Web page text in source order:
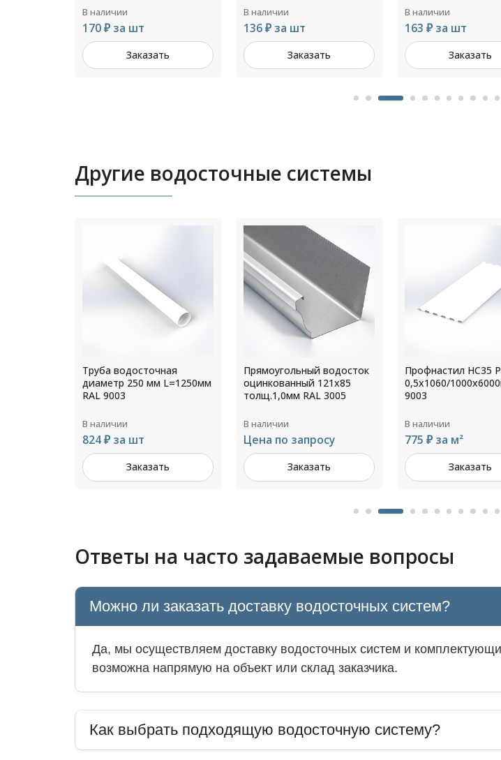
В наличии
170 ₽ за шт
Заказать
В наличии
136 ₽ за шт
Заказать
В наличии
163 ₽ за шт
Заказать
Другие водосточные системы
Труба водосточная
диаметр 250 мм L=1250мм
RAL 9003
В наличии
824 ₽ за шт
Заказать
Прямоугольный водосток
оцинкованный 121х85
толщ.1,0мм RAL 3005
В наличии
Цена по запросу
Заказать
Профнастил НС35
0,5х1060/
9003
В наличии
775 ₽ за м²
Заказать
Ответы на часто задаваемые вопросы
Можно ли заказать доставку водосточных систем?
Да, мы осуществляем доставку водосточных систем и
возможна напрямую на объект или склад заказчика.
Как выбрать подходящую водосточную систему?